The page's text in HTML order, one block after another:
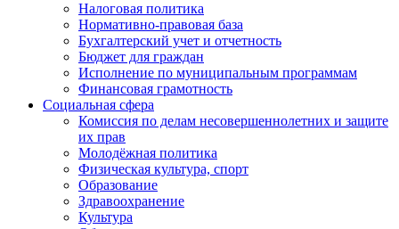
Налоговая политика
Нормативно-правовая база
Бухгалтерский учет и отчетность
Бюджет для граждан
Исполнение по муниципальным программам
Финансовая грамотность
Социальная сфера
Комиссия по делам несовершеннолетних и защите
их прав
Молодёжная политика
Физическая культура, спорт
Образование
Здравоохранение
Культура